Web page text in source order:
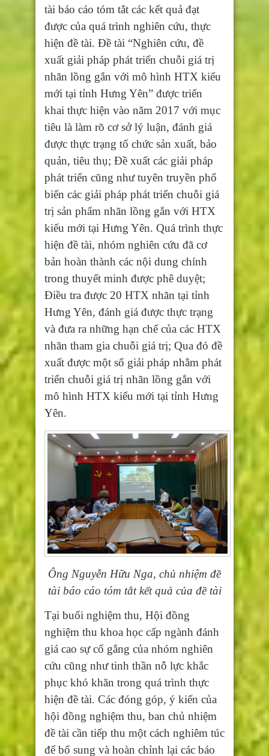
tài báo cáo tóm tắt các kết quả đạt
được của quá trình nghiên cứu, thực
hiện đề tài. Đề tài “Nghiên cứu, đề
xuất giải pháp phát triển chuỗi giá trị
nhãn lồng gắn với mô hình HTX kiểu
mới tại tỉnh Hưng Yên” được triển
khai thực hiện vào năm 2017 với mục
tiêu là làm rõ cơ sở lý luận, đánh giá
được thực trạng tổ chức sản xuất, bảo
quản, tiêu thụ; Đề xuất các giải pháp
phát triển cũng như tuyên truyền phổ
biến các giải pháp phát triển chuỗi giá
trị sản phẩm nhãn lồng gắn với HTX
kiểu mới tại Hưng Yên. Quá trình thực
hiện đề tài, nhóm nghiên cứu đã cơ
bản hoàn thành các nội dung chính
trong thuyết minh được phê duyệt;
Điều tra được 20 HTX nhãn tại tỉnh
Hưng Yên, đánh giá được thực trạng
và đưa ra những hạn chế của các HTX
nhãn tham gia chuỗi giá trị; Qua đó đề
xuất được một số giải pháp nhằm phát
triển chuỗi giá trị nhãn lồng gắn với
mô hình HTX kiểu mới tại tỉnh Hưng
Yên.
Ông Nguyễn Hữu Nga, chủ nhiệm đề
tài báo cáo tóm tắt kết quả của đề tài
Tại buổi nghiệm thu, Hội đồng
nghiệm thu khoa học cấp ngành đánh
giá cao sự cố gắng của nhóm nghiên
cứu cũng như tinh thần nỗ lực khắc
phục khó khăn trong quá trình thực
hiện đề tài. Các đóng góp, ý kiến của
hội đồng nghiệm thu, ban chủ nhiệm
đề tài cần tiếp thu một cách nghiêm túc
để bổ sung và hoàn chỉnh lại các báo